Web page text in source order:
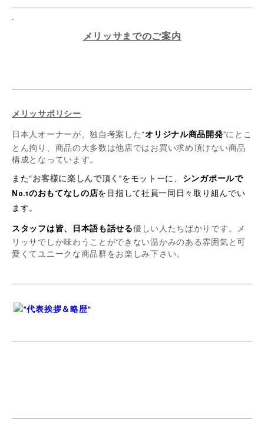
メリッサまでのご案内
メリッサポリシー
日本人オーナーが、独自考案した“オリジナル商品開発”にとこ
とん拘り、商品の大多数は他店ではお買い求め頂けない商品
構成となっています。
また“お客様に楽しんで頂く”をモットーに、 シンガポールで
No.1のおもてなしの店を目指して社員一同日々取り組んでい
ます。
スタッフは皆、日本語も話せる優しい人たちばかりです。メ
リッサでしか味わうことができない温かみのある雰囲気と可
愛くてユニークな商品群をお楽しみ下さい。